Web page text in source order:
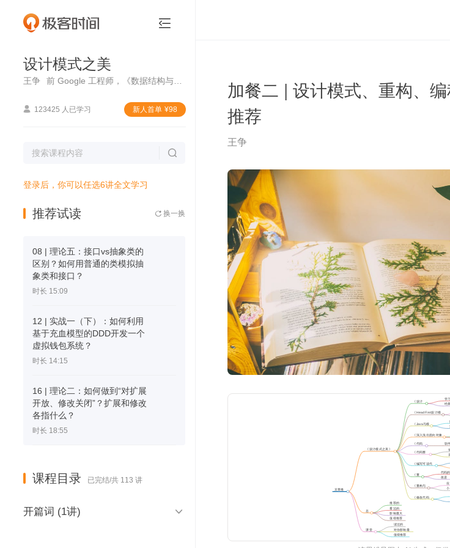

设计模式之美
王争
 123425 人已学习 新⼈⾸单 ¥98

登录后，你可以任选6讲全文学习
推荐试读  换一换
08 | 理论五：接口vs抽象类的
区别？如何用普通的类模拟抽
象类和接口？
时长 15:09
12 | 实战一（下）：如何利用
基于充血模型的DDD开发一个
虚拟钱包系统？
时长 14:15
16 | 理论二：如何做到“对扩展
开放、修改关闭”？扩展和修改
各指什么？
时长 18:55
课程目录 已完结/共 113 讲
开篇词 (1讲) 
 设计模式之美
加餐二 | 设计模式、重构、
推荐
王争
小
来
改进
代码的
坏味道
软
经
学
计
值得推荐
对你影响最
大的书籍
读过的
书籍
值得推荐
的书籍
影响最大
的书籍
看过的
书籍
推荐的
书籍
《修改代码
《重构与
《重
《编写可读代
《代码整
《代码
《深入浅出面向对象
《Java与模
《Head First设计模
《设计
课堂
总
《设计模式之美》
文章推